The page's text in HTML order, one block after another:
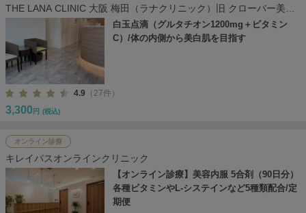
THE LANA CLINIC 大阪 梅田（ラナクリニック）旧 クローバー美容
クリニック
白玉点滴（グルタチオン1200mg＋ビタミン
C）/体の内側から美白肌を目指す
4.9 （27件）
3,300 円 (税込)
オンライン診療
キレイパスオンラインクリニック
【オンライン診療】美容内服 5合剤（90日分）
各種ビタミンやL-システインなど5種類配合/定
期便